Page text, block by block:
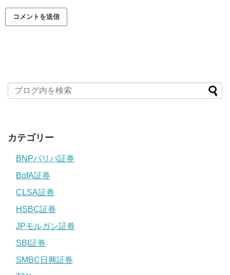
カテゴリー
BNPパリバ証券
BofA証券
CLSA証券
HSBC証券
JPモルガン証券
SBI証券
SMBC日興証券